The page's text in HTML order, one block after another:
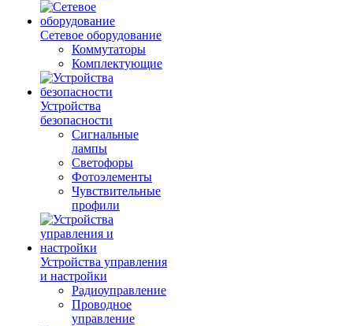
Сетевое оборудование
Коммутаторы
Комплектующие
Устройства
безопасности
Сигнальные
лампы
Светофоры
Фотоэлементы
Чувствительные
профили
Устройства управления
и настройки
Радиоуправление
Проводное
управление